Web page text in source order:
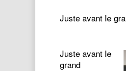
Juste avant le
Juste avant le
grand